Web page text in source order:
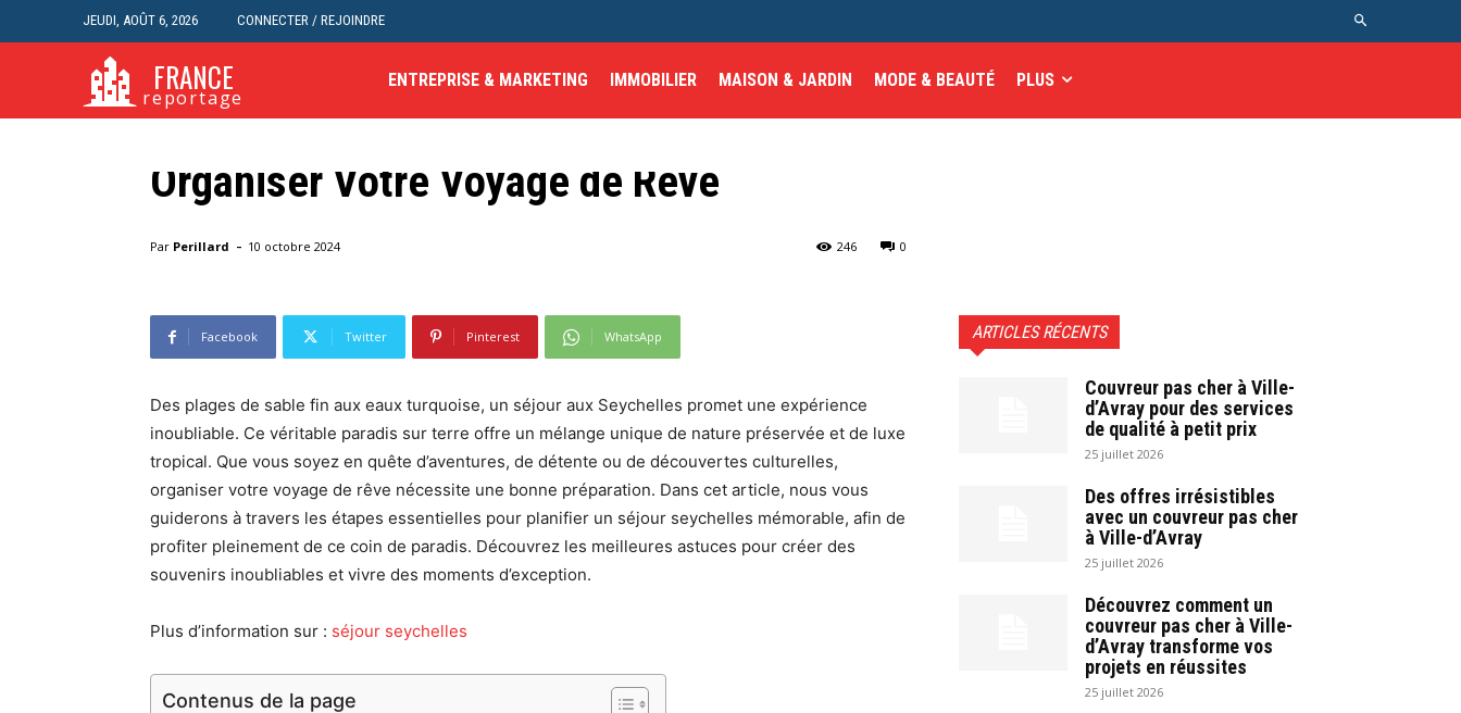
JEUDI, AOÛT 6, 2026 CONNECTER / REJOINDRE
FRANCE
reportage
ENTREPRISE & MARKETING IMMOBILIER MAISON & JARDIN MODE & BEAUTÉ PLUS
Blog
Séjour aux Seychelles : Comment
Organiser Votre Voyage de Rêve
Par Perillard - 10 octobre 2024 0
246
Facebook Twitter Pinterest WhatsApp
Des plages de sable fin aux eaux turquoise, un séjour aux Seychelles promet une expérience
inoubliable. Ce véritable paradis sur terre offre un mélange unique de nature préservée et de luxe
tropical. Que vous soyez en quête d’aventures, de détente ou de découvertes culturelles,
organiser votre voyage de rêve nécessite une bonne préparation. Dans cet article, nous vous
guiderons à travers les étapes essentielles pour planifier un séjour seychelles mémorable, afin de
profiter pleinement de ce coin de paradis. Découvrez les meilleures astuces pour créer des
souvenirs inoubliables et vivre des moments d’exception.
Plus d’information sur : séjour seychelles
Contenus de la page
ARTICLES RÉCENTS
Couvreur pas cher à Ville-
d’Avray pour des services
de qualité à petit prix
25 juillet 2026
Des offres irrésistibles
avec un couvreur pas cher
à Ville-d’Avray
25 juillet 2026
Découvrez comment un
couvreur pas cher à Ville-
d’Avray transforme vos
projets en réussites
25 juillet 2026